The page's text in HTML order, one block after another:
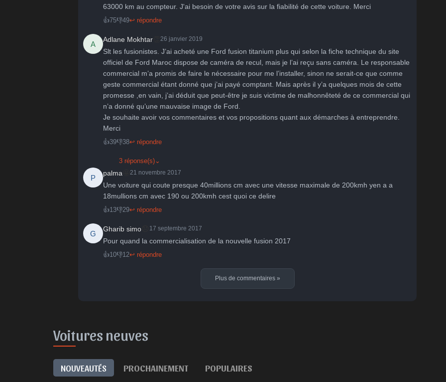
63000 km au compteur. J'ai besoin de votre avis sur la fiabilité de cette voiture. Merci
👍75👎49↩ répondre
A
Adlane Mokhtar 26 janvier 2019
Slt les fusionistes. J’ai acheté une Ford fusion titanium plus qui selon la fiche technique du site
officiel de Ford Maroc dispose de caméra de recul, mais je l’ai reçu sans caméra. Le responsable
commercial m’a promis de faire le nécessaire pour me l’installer, sinon ne serait-ce que comme
geste commercial étant donné que j’ai payé comptant. Mais après il y’a quelques mois de cette
promesse ,en vain, j’ai déduit que peut-être je suis victime de malhonnêteté de ce commercial qui
n’a donné qu’une mauvaise image de Ford.
Je souhaite avoir vos commentaires et vos propositions quant aux démarches à entreprendre.
Merci
👍39👎38↩ répondre
3 réponse(s) ⌄
P
palma 21 novembre 2017
Une voiture qui coute presque 40millions cm avec une vitesse maximale de 200kmh yen a a
18mullions cm avec 190 ou 200kmh cest quoi ce delire
👍13👎29↩ répondre
G
Gharib simo 17 septembre 2017
Pour quand la commercialisation de la nouvelle fusion 2017
👍10👎12↩ répondre
Plus de commentaires »
Voitures neuves
NOUVEAUTÉS PROCHAINEMENT POPULAIRES